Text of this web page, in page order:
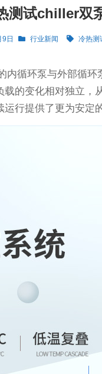
测试chiller双
日 行业新闻 冷热测
内循环泵与外部循
的变化相对独立
行提供了更为安定